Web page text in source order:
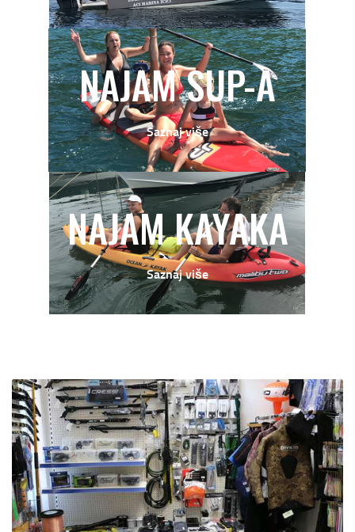
NAJAM SUP-A
Saznaj više
NAJAM KAYAKA
Saznaj više